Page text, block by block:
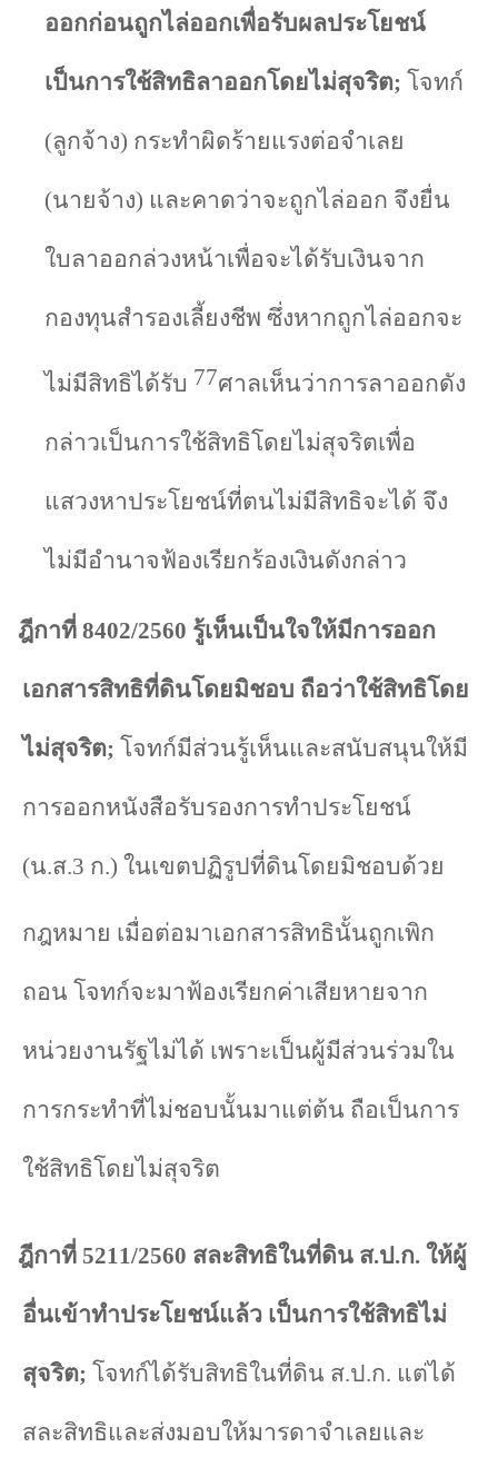
ออกก่อนถูกไล่ออกเพื่อรับผลประโยชน์
เป็นการใช้สิทธิลาออกโดยไม่สุจริต; โจทก์
(ลูกจ้าง) กระทำผิดร้ายแรงต่อจำเลย
(นายจ้าง) และคาดว่าจะถูกไล่ออก จึงยื่น
ใบลาออกล่วงหน้าเพื่อจะได้รับเงินจาก
กองทุนสำรองเลี้ยงชีพ ซึ่งหากถูกไล่ออกจะ
ไม่มีสิทธิได้รับ 77ศาลเห็นว่าการลาออกดัง
กล่าวเป็นการใช้สิทธิโดยไม่สุจริตเพื่อ
แสวงหาประโยชน์ที่ตนไม่มีสิทธิจะได้ จึง
ไม่มีอำนาจฟ้องเรียกร้องเงินดังกล่าว
ฎีกาที่ 8402/2560 รู้เห็นเป็นใจให้มีการออก
เอกสารสิทธิที่ดินโดยมิชอบ ถือว่าใช้สิทธิโดย
ไม่สุจริต; โจทก์มีส่วนรู้เห็นและสนับสนุนให้มี
การออกหนังสือรับรองการทำประโยชน์
(น.ส.3 ก.) ในเขตปฏิรูปที่ดินโดยมิชอบด้วย
กฎหมาย เมื่อต่อมาเอกสารสิทธินั้นถูกเพิก
ถอน โจทก์จะมาฟ้องเรียกค่าเสียหายจาก
หน่วยงานรัฐไม่ได้ เพราะเป็นผู้มีส่วนร่วมใน
การกระทำที่ไม่ชอบนั้นมาแต่ต้น ถือเป็นการ
ใช้สิทธิโดยไม่สุจริต
ฎีกาที่ 5211/2560 สละสิทธิในที่ดิน ส.ป.ก. ให้ผู้
อื่นเข้าทำประโยชน์แล้ว เป็นการใช้สิทธิไม่
สุจริต; โจทก์ได้รับสิทธิในที่ดิน ส.ป.ก. แต่ได้
สละสิทธิและส่งมอบให้มารดาจำเลยและ